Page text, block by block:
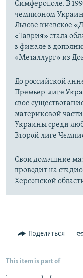
Симферополе. В
чемпионом
Львове киевское
«Таврия» стала
в финале в
«Металлург» из
До российской
Премьер-лиге
свое
материковой
Украины среди
Второй лиге
Свои домашние
проводит на
Херсонской
Поделиться
This item is part of